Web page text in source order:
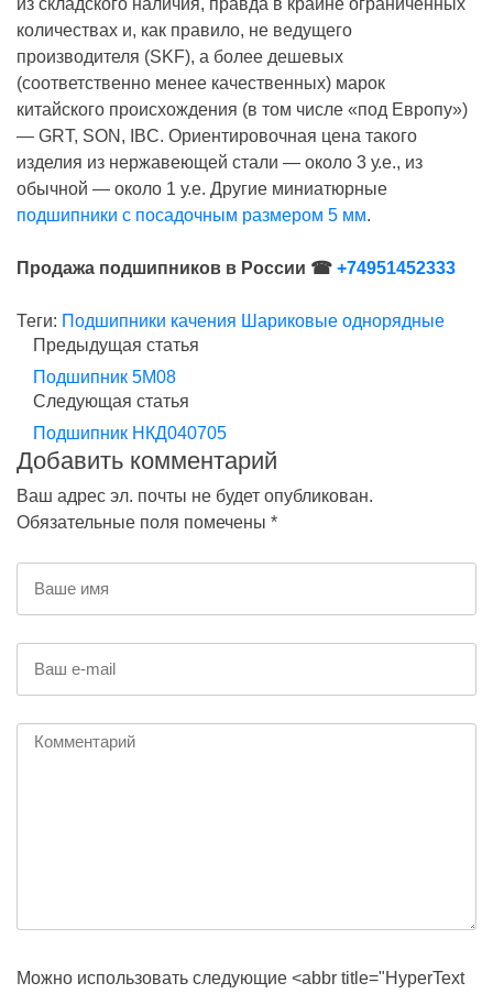
из складского наличия, правда в крайне ограниченных
количествах и, как правило, не ведущего
производителя (SKF), а более дешевых
(соответственно менее качественных) марок
китайского происхождения (в том числе «под Европу»)
— GRT, SON, IBC. Ориентировочная цена такого
изделия из нержавеющей стали — около 3 у.е., из
обычной — около 1 у.е. Другие миниатюрные
подшипники с посадочным размером 5 мм.
Продажа подшипников в России ☎ +74951452333
Теги: Подшипники качения Шариковые однорядные
Предыдущая статья
Подшипник 5M08
Следующая статья
Подшипник НКД040705
Добавить комментарий
Ваш адрес эл. почты не будет опубликован.
Обязательные поля помечены *
Можно использовать следующие <abbr title="HyperText